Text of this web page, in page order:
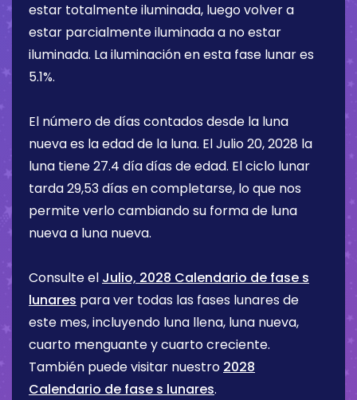
estar totalmente iluminada, luego volver a
estar parcialmente iluminada a no estar
iluminada. La iluminación en esta fase lunar es
5.1%.
El número de días contados desde la luna
nueva es la edad de la luna. ElJulio 20, 2028 la
luna tiene27.4 díadías de edad. El ciclo lunar
tarda 29,53 días en completarse, lo que nos
permite verlo cambiando su forma de luna
nueva a luna nueva.
Consulte el Julio, 2028 Calendario de fase s
lunares para ver todas las fases lunares de
este mes, incluyendo luna llena, luna nueva,
cuarto menguante y cuarto creciente.
También puede visitar nuestro 2028
Calendario de fase s lunares.